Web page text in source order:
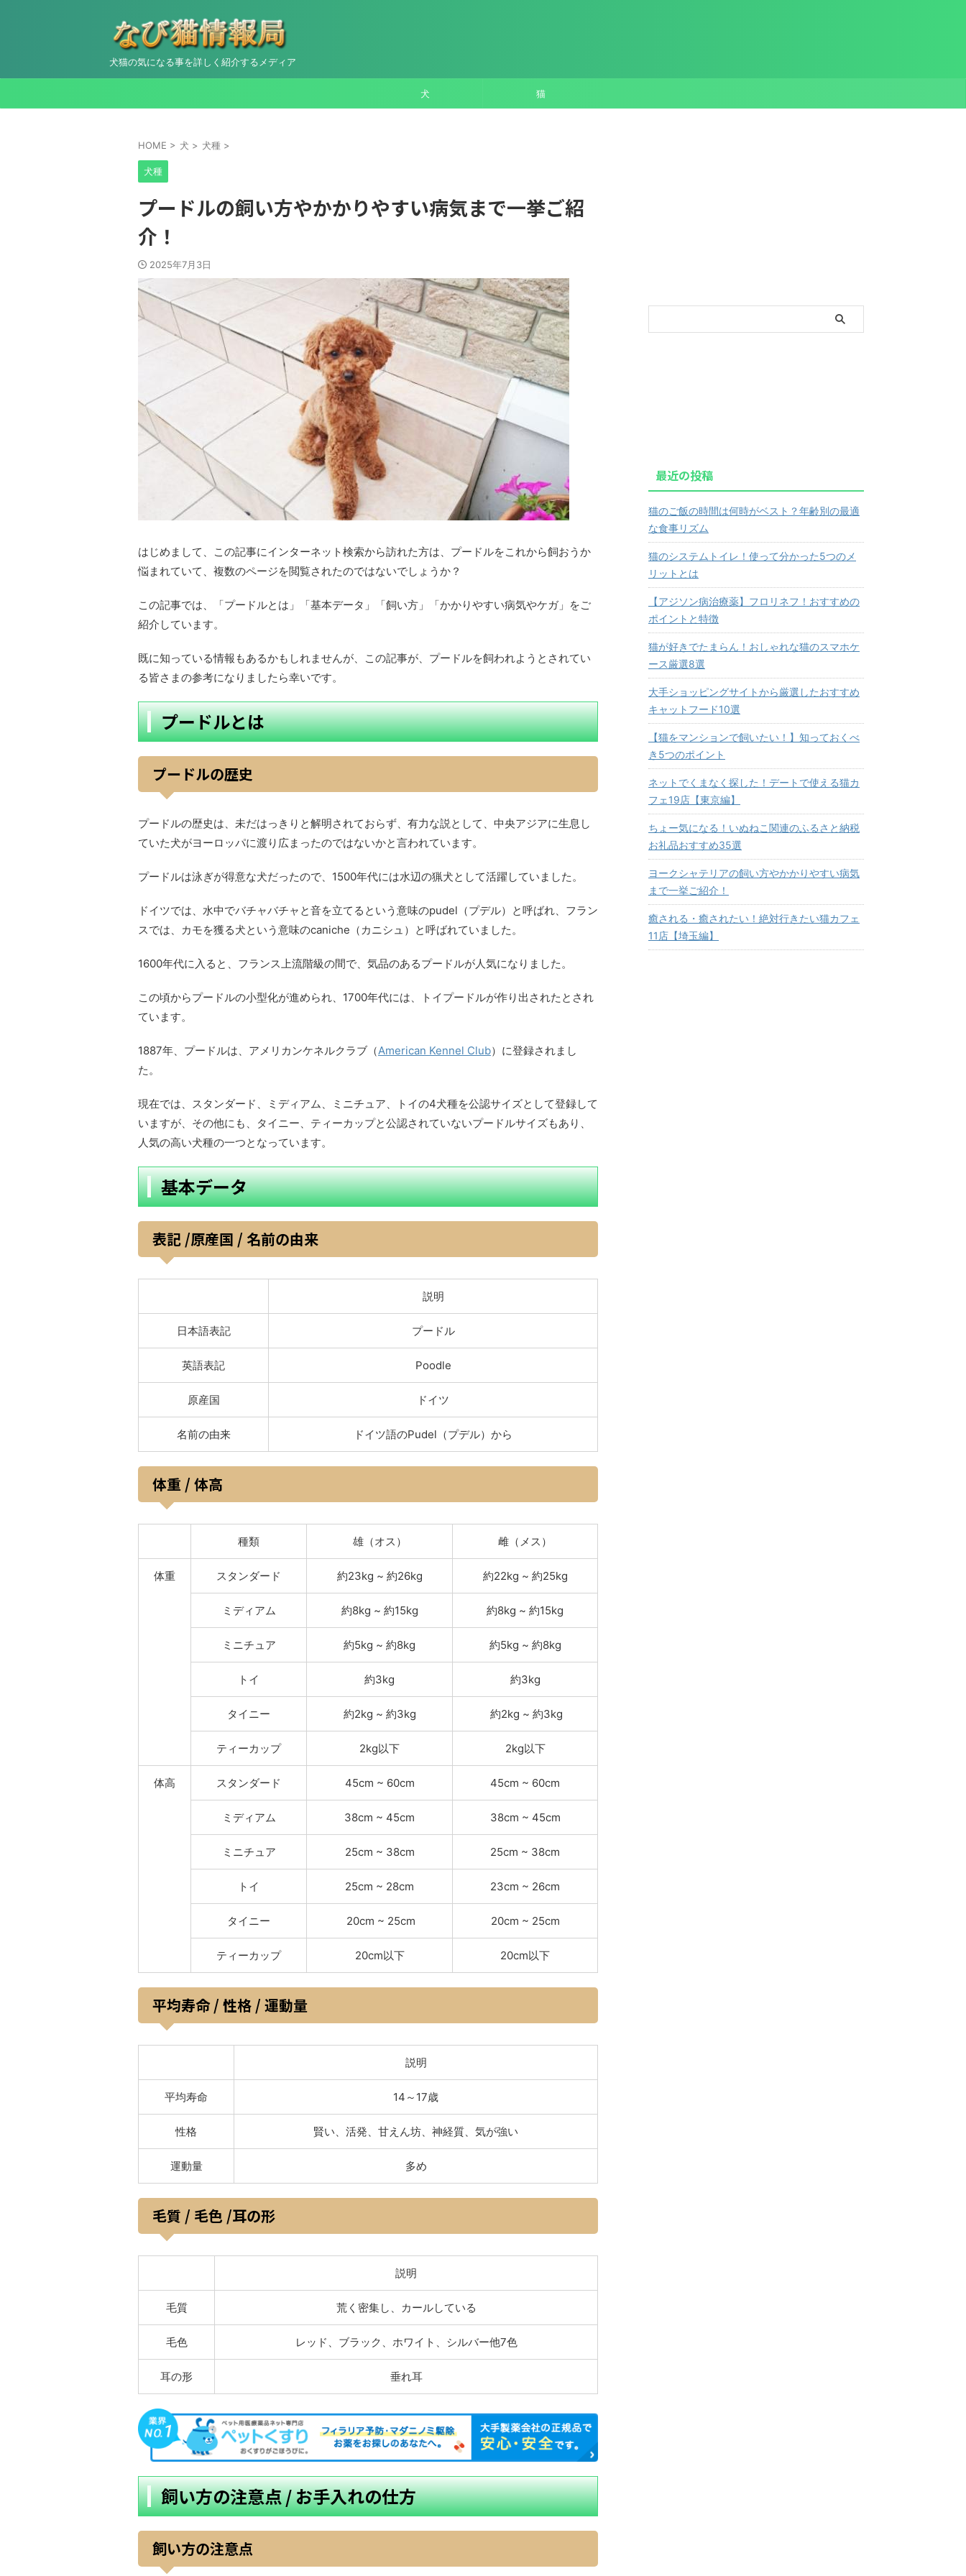
犬猫の気になる事を詳しく紹介するメディア
犬 猫
HOME > 犬 > 犬種 >
犬種
プードルの飼い方やかかりやすい病気まで一挙ご紹
介！
2025年7月3日
はじめまして、この記事にインターネット検索から訪れた方は、プードルをこれから飼おうか
悩まれていて、複数のページを閲覧されたのではないでしょうか？
この記事では、「プードルとは」「基本データ」「飼い方」「かかりやすい病気やケガ」をご
紹介しています。
既に知っている情報もあるかもしれませんが、この記事が、プードルを飼われようとされてい
る皆さまの参考になりましたら幸いです。
プードルとは
プードルの歴史
プードルの歴史は、未だはっきりと解明されておらず、有力な説として、中央アジアに生息し
ていた犬がヨーロッパに渡り広まったのではないかと言われています。
プードルは泳ぎが得意な犬だったので、1500年代には水辺の猟犬として活躍していました。
ドイツでは、水中でバチャバチャと音を立てるという意味のpudel（プデル）と呼ばれ、フラン
スでは、カモを獲る犬という意味のcaniche（カニシュ）と呼ばれていました。
1600年代に入ると、フランス上流階級の間で、気品のあるプードルが人気になりました。
この頃からプードルの小型化が進められ、1700年代には、トイプードルが作り出されたとされ
ています。
1887年、プードルは、アメリカンケネルクラブ（American Kennel Club）に登録されまし
た。
現在では、スタンダード、ミディアム、ミニチュア、トイの4犬種を公認サイズとして登録して
いますが、その他にも、タイニー、ティーカップと公認されていないプードルサイズもあり、
人気の高い犬種の一つとなっています。
基本データ
表記 /原産国 / 名前の由来
説明
日本語表記 プードル
英語表記 Poodle
原産国 ドイツ
名前の由来 ドイツ語のPudel（プデル）から
体重 / 体高
種類 雄（オス） 雌（メス）
体重 スタンダード 約23kg ~ 約26kg 約22kg ~ 約25kg
ミディアム 約8kg ~ 約15kg 約8kg ~ 約15kg
ミニチュア 約5kg ~ 約8kg 約5kg ~ 約8kg
トイ 約3kg 約3kg
タイニー 約2kg ~ 約3kg 約2kg ~ 約3kg
ティーカップ 2kg以下 2kg以下
体高 スタンダード 45cm ~ 60cm 45cm ~ 60cm
ミディアム 38cm ~ 45cm 38cm ~ 45cm
ミニチュア 25cm ~ 38cm 25cm ~ 38cm
トイ 25cm ~ 28cm 23cm ~ 26cm
タイニー 20cm ~ 25cm 20cm ~ 25cm
ティーカップ 20cm以下 20cm以下
平均寿命 / 性格 / 運動量
説明
平均寿命 14～17歳
性格 賢い、活発、甘えん坊、神経質、気が強い
運動量 多め
毛質 / 毛色 /耳の形
説明
毛質 荒く密集し、カールしている
毛色 レッド、ブラック、ホワイト、シルバー他7色
耳の形 垂れ耳
飼い方の注意点 / お手入れの仕方
飼い方の注意点
最近の投稿
猫のご飯の時間は何時がベスト？年齢別の最適
な食事リズム
猫のシステムトイレ！使って分かった5つのメ
リットとは
【アジソン病治療薬】フロリネフ！おすすめの
ポイントと特徴
猫が好きでたまらん！おしゃれな猫のスマホケ
ース厳選8選
大手ショッピングサイトから厳選したおすすめ
キャットフード10選
【猫をマンションで飼いたい！】知っておくべ
き5つのポイント
ネットでくまなく探した！デートで使える猫カ
フェ19店【東京編】
ちょー気になる！いぬねこ関連のふるさと納税
お礼品おすすめ35選
ヨークシャテリアの飼い方やかかりやすい病気
まで一挙ご紹介！
癒される・癒されたい！絶対行きたい猫カフェ
11店【埼玉編】